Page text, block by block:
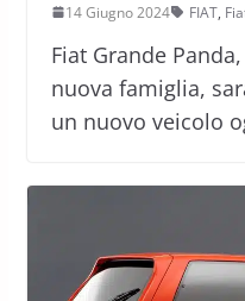
14 Giugno 2024 FIAT,
Fiat Grande
nuova famiglia,
un nuovo veicolo